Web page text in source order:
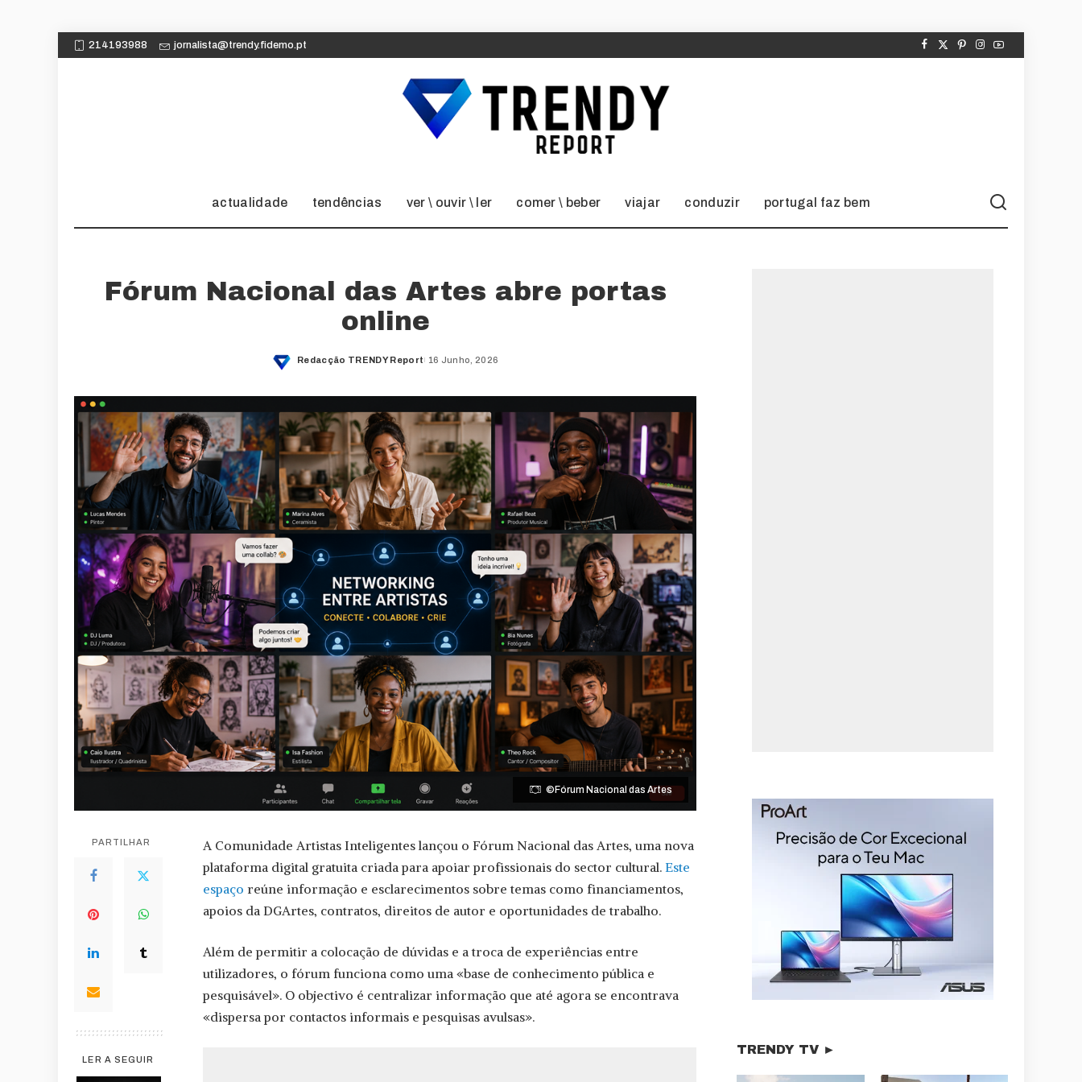
214193988 jornalista@trendy.fidemo.pt
actualidade tendências ver \ ouvir \ ler comer \ beber viajar conduzir portugal faz bem
Fórum Nacional das Artes abre portas
online
Posted
Redacção TRENDY Report 16 Junho, 2026
©Fórum Nacional das Artes
PARTILHAR
LER A SEGUIR
A Comunidade Artistas Inteligentes lançou o Fórum Nacional das Artes, uma nova
plataforma digital gratuita criada para apoiar profissionais do sector cultural. Este
espaço reúne informação e esclarecimentos sobre temas como financiamentos,
apoios da DGArtes, contratos, direitos de autor e oportunidades de trabalho.
Além de permitir a colocação de dúvidas e a troca de experiências entre
utilizadores, o fórum funciona como uma «base de conhecimento pública e
pesquisável». O objectivo é centralizar informação que até agora se encontrava
«dispersa por contactos informais e pesquisas avulsas».
TRENDY TV ►